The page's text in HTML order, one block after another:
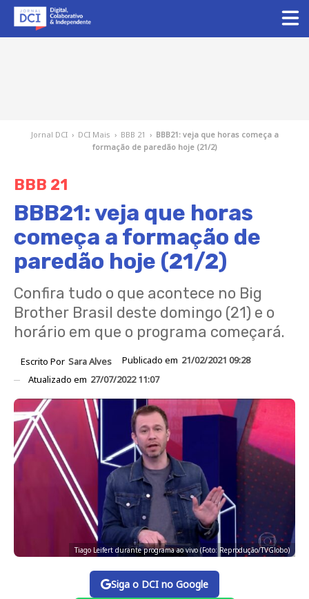
Jornal DCI › DCI Mais › BBB 21 › BBB21: veja que horas começa a
formação de paredão hoje (21/2)
BBB 21
BBB21: veja que horas
começa a formação de
paredão hoje (21/2)
Confira tudo o que acontece no Big
Brother Brasil deste domingo (21) e o
horário em que o programa começará.
Escrito Por Sara Alves Publicado em 21/02/2021 09:28
Atualizado em 27/07/2022 11:07
Tiago Leifert durante programa ao vivo (Foto: Reprodução/TVGlobo)
Siga o DCI no Google